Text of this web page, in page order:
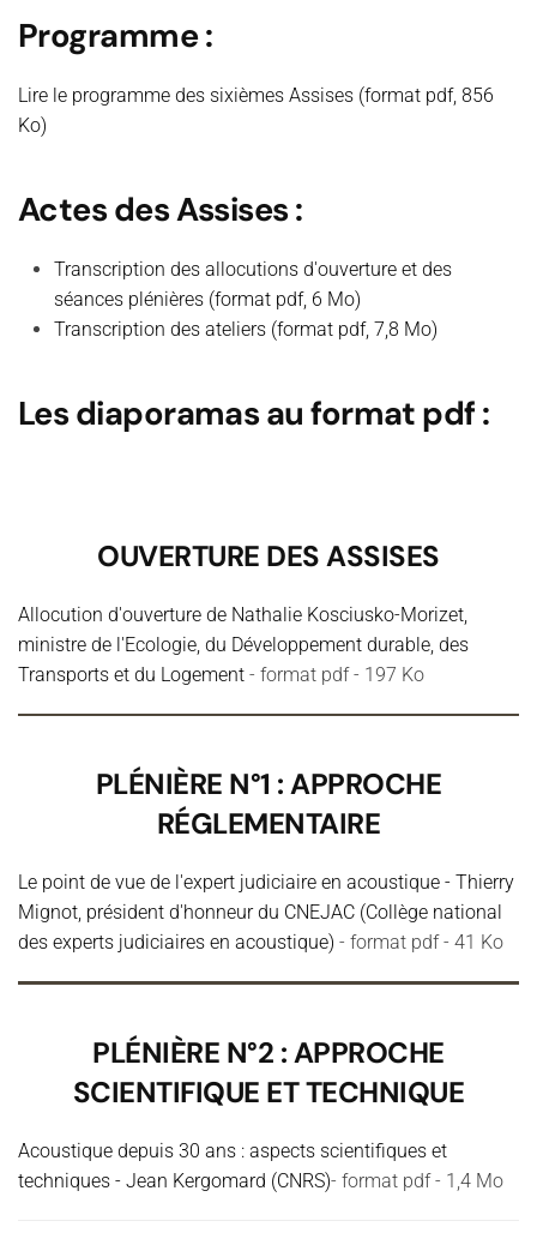
Programme :
Lire le programme des sixièmes Assises (format pdf, 856
Ko)
Actes des Assises :
Transcription des allocutions d'ouverture et des
séances plénières (format pdf, 6 Mo)
Transcription des ateliers (format pdf, 7,8 Mo)
Les diaporamas au format pdf :
OUVERTURE DES ASSISES
Allocution d'ouverture de Nathalie Kosciusko-Morizet,
ministre de l'Ecologie, du Développement durable, des
Transports et du Logement - format pdf - 197 Ko
PLÉNIÈRE N°1 : APPROCHE
RÉGLEMENTAIRE
Le point de vue de l'expert judiciaire en acoustique - Thierry
Mignot, président d'honneur du CNEJAC (Collège national
des experts judiciaires en acoustique) - format pdf - 41 Ko
PLÉNIÈRE N°2 : APPROCHE
SCIENTIFIQUE ET TECHNIQUE
Acoustique depuis 30 ans : aspects scientifiques et
techniques - Jean Kergomard (CNRS)- format pdf - 1,4 Mo